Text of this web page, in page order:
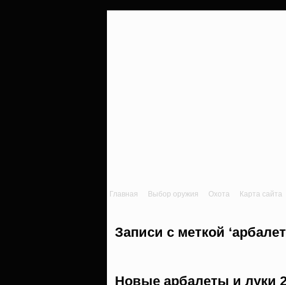
Главная Выбор оружия Охота Карта сайта
Записи с меткой ‘арбалет
Новые арбалеты и луки